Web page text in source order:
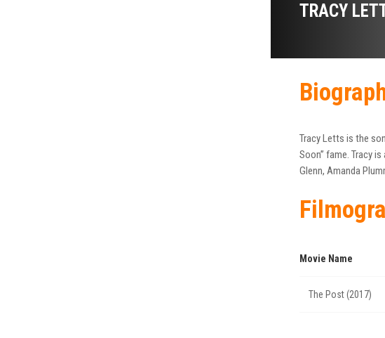
TRACY
Tracy Letts is the
Soon” fame. Tracy
Glenn, Amanda
Movie Name
The Post (2017)